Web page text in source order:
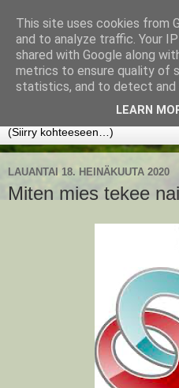
Uusi Suunta - Jokainen hetki
LAUANTAI 18. HEINÄKUUTA 2020
Miten mies tekee
This site uses cookies from
and to analyze traffic. Your
shared with Google along
metrics to ensure quality of
statistics, and to detect and
LEARN